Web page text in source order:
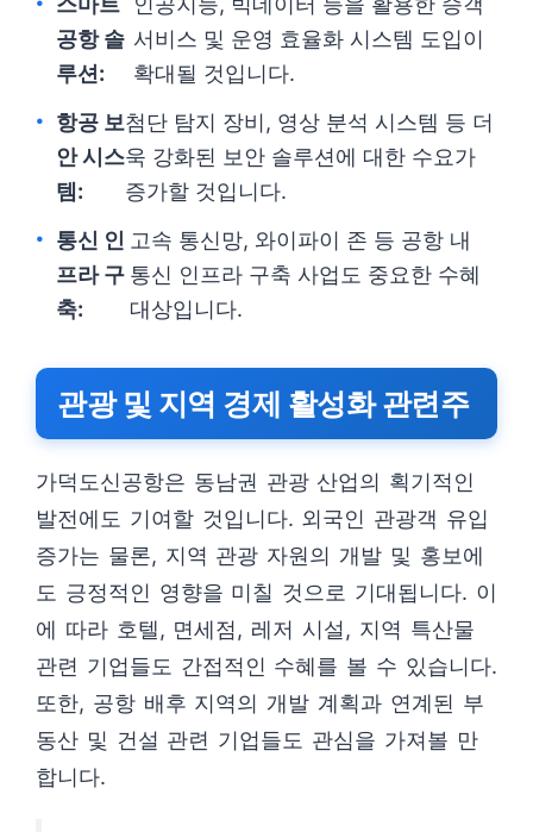
공항 솔
루션:
서비스 및 운영 효율화 시스템 도입이
확대될 것입니다.
항공 보
안 시스
템:
첨단 탐지 장비, 영상 분석 시스템 등 더
욱 강화된 보안 솔루션에 대한 수요가
증가할 것입니다.
통신 인
프라 구
축:
고속 통신망, 와이파이 존 등 공항 내
통신 인프라 구축 사업도 중요한 수혜
대상입니다.
관광 및 지역 경제 활성화 관련주
가덕도신공항은 동남권 관광 산업의 획기적인
발전에도 기여할 것입니다. 외국인 관광객 유입
증가는 물론, 지역 관광 자원의 개발 및 홍보에
도 긍정적인 영향을 미칠 것으로 기대됩니다. 이
에 따라 호텔, 면세점, 레저 시설, 지역 특산물
관련 기업들도 간접적인 수혜를 볼 수 있습니다.
또한, 공항 배후 지역의 개발 계획과 연계된 부
동산 및 건설 관련 기업들도 관심을 가져볼 만
합니다.